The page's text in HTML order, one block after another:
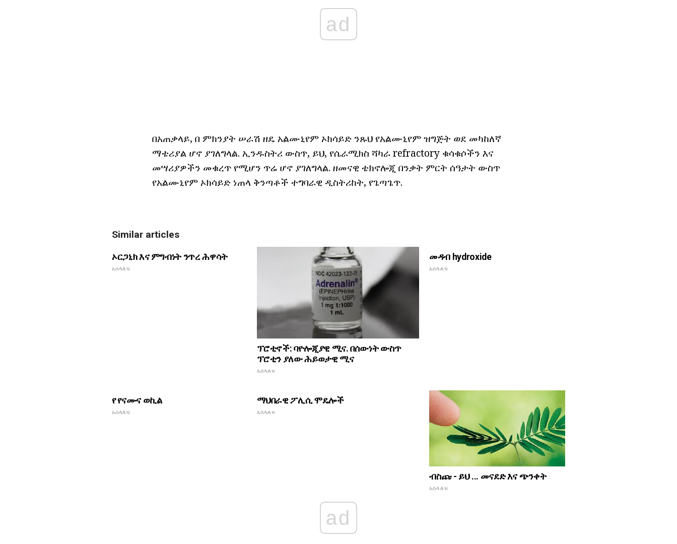
ad
በአጠቃላይ, በ ምክንያት ሠራሽ ዘዴ አልሙኒየም ኦክሳይድ ንጹህ የአልሙኒየም ዝግጅት ወደ መካከለኛ
ማቴሪያል ሆኖ ያገለግላል. ኢንዱስትሪ ውስጥ, ይህ, የሴራሚክስ ሻካራ refractory ቁሳቁሶችን እና
መሣሪያዎችን መቁረጥ የሚሆን ጥሬ ሆኖ ያገለግላል. ዘመናዊ ቴክኖሎጂ በንቃት ምርት ሰዓታት ውስጥ
የአልሙኒየም ኦክሳይድ ነጠላ ቅንጣቶች ተግባራዊ ዲስትሪከት, የጌጣጌጥ.
Similar articles
ኦርጋኒክ እና ምግብነት ንጥረ ሕዋሳት
አሰላለፍ
ፕሮቲኖች: ባዮሎጂያዊ ሚና. በሰውነት ውስጥ
ፕሮቲን ያለው ሕይወታዊ ሚና
አሰላለፍ
መዳብ hydroxide
አሰላለፍ
የ የናሙና ወኪል
አሰላለፍ
ማህበራዊ ፖሊሲ ሞዴሎች
አሰላለፍ
ብስጩ - ይህ ... መናደድ እና ጭንቀት
አሰላለፍ
ad